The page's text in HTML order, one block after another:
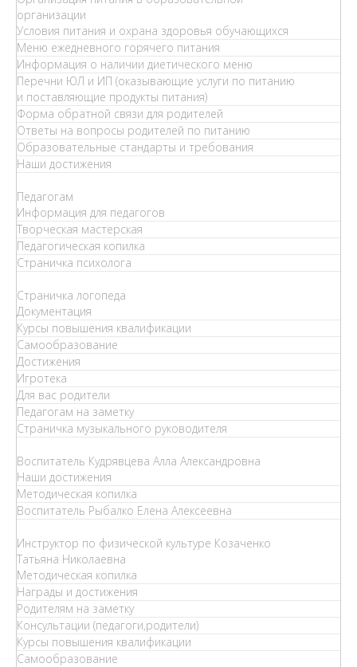
организации
Условия питания и охрана здоровья обучающихся
Меню ежедневного горячего питания
Информация о наличии диетического меню
Перечни ЮЛ и ИП (оказывающие услуги по питанию
и поставляющие продукты питания)
Форма обратной связи для родителей
Ответы на вопросы родителей по питанию
Образовательные стандарты и требования
Наши достижения
Педагогам
Информация для педагогов
Творческая мастерская
Педагогическая копилка
Страничка психолога
Страничка логопеда
Документация
Курсы повышения квалификации
Самообразование
Достижения
Игротека
Для вас родители
Педагогам на заметку
Страничка музыкального руководителя
Воспитатель Кудрявцева Алла Александровна
Наши достижения
Методическая копилка
Воспитатель Рыбалко Елена Алексеевна
Инструктор по физической культуре Козаченко
Татьяна Николаевна
Методическая копилка
Награды и достижения
Родителям на заметку
Консультации (педагоги,родители)
Курсы повышения квалификации
Самообразование